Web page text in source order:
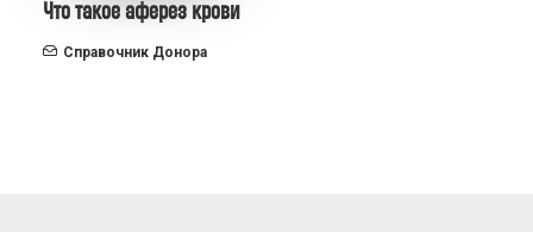
Что такое аферез крови
Справочник Донора